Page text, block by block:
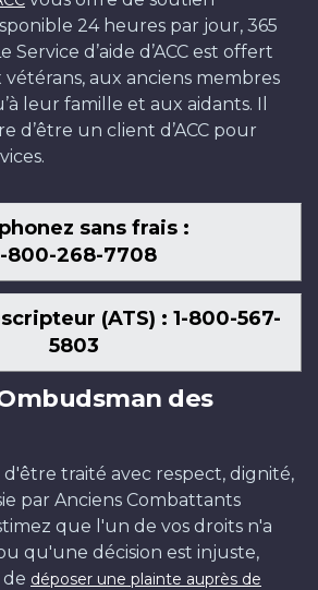
24 heures par jour, 365
Service d’aide d’ACC est offert
aux anciens membres
leur famille et aux aidants. Il
d’être un client d’ACC pour
sans frais :
800-268-7708
(ATS) : 1-800-567-
5803
des
traité avec respect, dignité,
par Anciens Combattants
que l'un de vos droits n'a
qu'une décision est injuste,
déposer une plainte auprès de